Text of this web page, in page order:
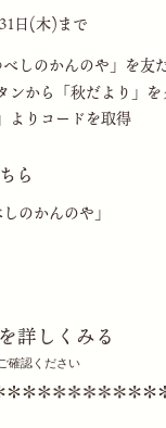
日(木)まで
しのかんのや」を友
から「秋だより」を
よりコードを取得
ら
のかんのや」
詳しくみる
確認ください